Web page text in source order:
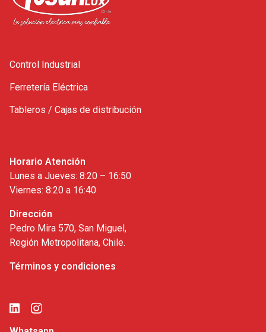
Control Industrial
Ferretería Eléctrica
Tableros / Cajas de distribución
Horario Atención
Lunes a Jueves: 8:20 – 16:50
Viernes: 8:20 a 16:40
Dirección
Pedro Mira 570, San Miguel,
Región Metropolitana, Chile.
Términos y condiciones